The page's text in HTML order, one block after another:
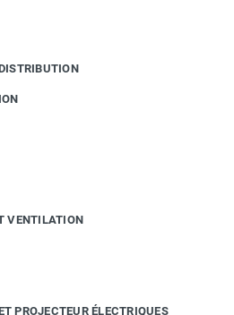
VENTILATION
PROJECTEUR ÉLECTRIQUES